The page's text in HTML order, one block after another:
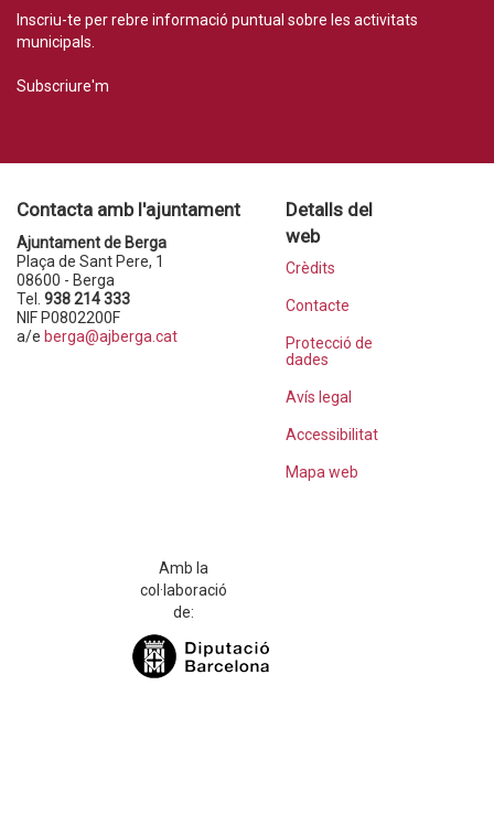
Inscriu-te per rebre informació puntual sobre les activitats
municipals.
Subscriure'm
Contacta amb l'ajuntament
Ajuntament de Berga
Plaça de Sant Pere, 1
08600 - Berga
Tel. 938 214 333
NIF P0802200F
a/e berga@ajberga.cat
Detalls del
web
Crèdits
Contacte
Protecció de
dades
Avís legal
Accessibilitat
Mapa web
Amb la
col·laboració
de: